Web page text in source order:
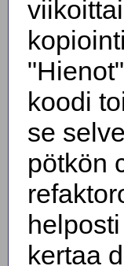
koodi
se
pötkön
kertaa